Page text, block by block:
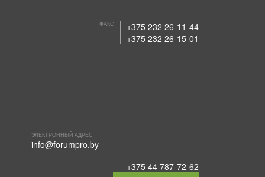
ФАКС
+375 232 26-11-44
+375 232 26-15-01
ЭЛЕКТРОННЫЙ АДРЕС
info@forumpro.by
+375 44 787-72-62